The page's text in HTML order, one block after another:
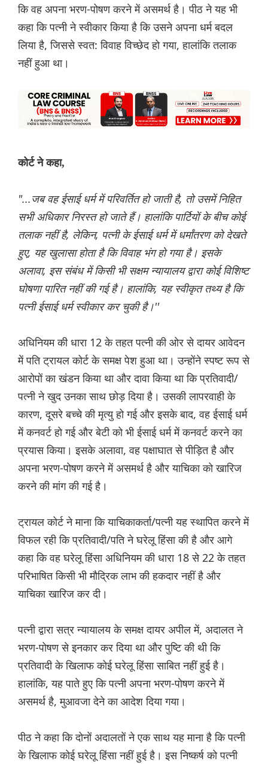
कि वह अपना भरण-पोषण करने में असमर्थ है। पीठ ने यह भी
कहा कि पत्नी ने स्वीकार किया है कि उसने अपना धर्म बदल
लिया है, जिससे स्वत: विवाह विच्छेद हो गया, हालांकि तलाक
नहीं हुआ था।
कोर्ट ने कहा,
"...जब वह ईसाई धर्म में परिवर्तित हो जाती है, तो उसमें निहित
सभी अधिकार निरस्त हो जाते हैं। हालांकि पार्टियों के बीच कोई
तलाक नहीं है, लेकिन, पत्नी के ईसाई धर्म में धर्मांतरण को देखते
हुए, यह खुलासा होता है कि विवाह भंग हो गया है। इसके
अलावा, इस संबंध में किसी भी सक्षम न्यायालय द्वारा कोई विशिष्ट
घोषणा पारित नहीं की गई है। हालांकि, यह स्वीकृत तथ्य है कि
पत्नी ईसाई धर्म स्वीकार कर चुकी है।''
अधिनियम की धारा 12 के तहत पत्नी की ओर से दायर आवेदन
में पति ट्रायल कोर्ट के समक्ष पेश हुआ था। उन्होंने स्पष्ट रूप से
आरोपों का खंडन किया था और दावा किया था कि प्रतिवादी/
पत्नी ने खुद उनका साथ छोड़ दिया है। उसकी लापरवाही के
कारण, दूसरे बच्चे की मृत्यु हो गई और इसके बाद, वह ईसाई धर्म
में कनवर्ट हो गई और बेटी को भी ईसाई धर्म में कनवर्ट करने का
प्रयास किया। इसके अलावा, वह पक्षाघात से पीड़ित है और
अपना भरण-पोषण करने में असमर्थ है और याचिका को खारिज
करने की मांग की गई है।
ट्रायल कोर्ट ने माना कि याचिकाकर्ता/पत्नी यह स्थापित करने में
विफल रही कि प्रतिवादी/पति ने घरेलू हिंसा की है और आगे
कहा कि वह घरेलू हिंसा अधिनियम की धारा 18 से 22 के तहत
परिभाषित किसी भी मौद्रिक लाभ की हकदार नहीं है और
याचिका खारिज कर दी।
पत्नी द्वारा सत्र न्यायालय के समक्ष दायर अपील में, अदालत ने
भरण-पोषण से इनकार कर दिया था और पुष्टि की थी कि
प्रतिवादी के खिलाफ कोई घरेलू हिंसा साबित नहीं हुई है।
हालांकि, यह पाते हुए कि पत्नी अपना भरण-पोषण करने में
असमर्थ है, मुआवजा देने का आदेश दिया गया।
पीठ ने कहा कि दोनों अदालतों ने एक साथ यह माना है कि पत्नी
के खिलाफ कोई घरेलू हिंसा नहीं हुई है। इस निष्कर्ष को पत्नी